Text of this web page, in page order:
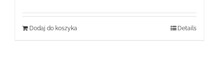
119,99 zł.
59,99 zł.
Dodaj do koszyka Details